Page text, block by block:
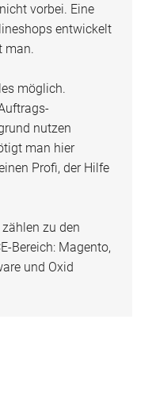
vorbei. Eine
entwickelt
man.
möglich.
nutzen
man hier
Profi, der Hilfe
zu den
Bereich: Magento,
und Oxid